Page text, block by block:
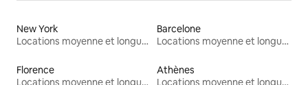
New York
Locations moyenne et longue durée
Barcelone
Locations moyenne et longue durée
Florence
Locations moyenne et longue durée
Athènes
Locations moyenne et longue durée